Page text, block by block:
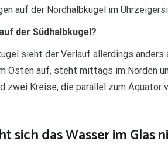
auf der Nordhalbkugel im
der Südhalbkugel?
sieht der Verlauf allerdings anders
Osten auf, steht mittags im Norden
zwei Kreise, die parallel zum Äquator
sich das Wasser im Glas